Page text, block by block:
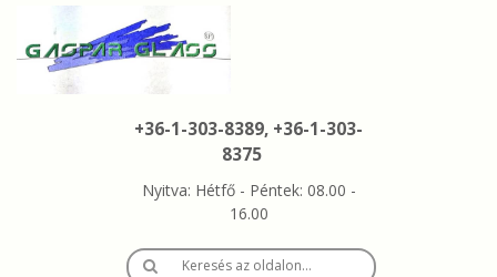
+36-1-303-8389, +36-1-303-
8375
Nyitva: Hétfő - Péntek: 08.00 -
16.00
Keresés az oldalon…